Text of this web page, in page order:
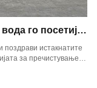
го посетија
на
истакнатите
за пречистување